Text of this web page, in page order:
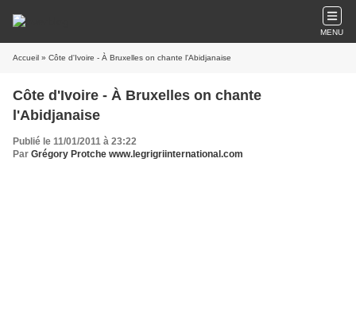
MENU
Accueil » Côte d'Ivoire - À Bruxelles on chante l'Abidjanaise
Côte d'Ivoire - À Bruxelles on chante
l'Abidjanaise
Publié le 11/01/2011 à 23:22
Par Grégory Protche www.legrigriinternational.com